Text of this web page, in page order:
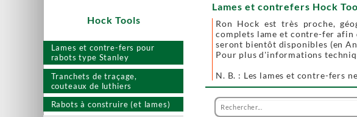
Lames et contre-fers pour
rabots type Stanley
Tranchets de traçage,
couteaux de luthiers
Rabots à construire (et lames)
Lames et contrefers Hock
Ron Hock est très proche,
complets lame et contre-fer afin
seront bientôt disponibles (en
Pour plus d'informations
N. B. : Les lames et contre-fers
Hock Tools